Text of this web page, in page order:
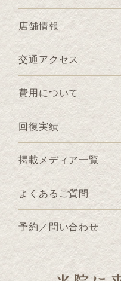
店舗情報
交通アクセス
費用について
回復実績
掲載メディア一覧
よくあるご質問
予約／問い合わせ